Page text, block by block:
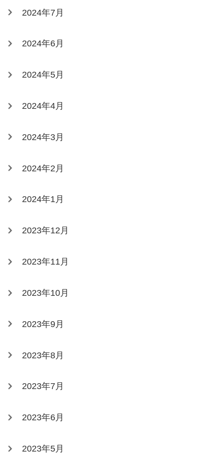
2024年7月
2024年6月
2024年5月
2024年4月
2024年3月
2024年2月
2024年1月
2023年12月
2023年11月
2023年10月
2023年9月
2023年8月
2023年7月
2023年6月
2023年5月